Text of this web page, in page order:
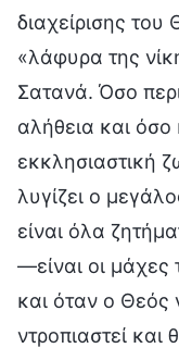
διαχείρισης του
«λάφυρα της
Σατανά. Όσο
αλήθεια και όσο
εκκλησιαστική
λυγίζει ο
είναι όλα
—είναι οι μάχες
και όταν ο Θεός
ντροπιαστεί και